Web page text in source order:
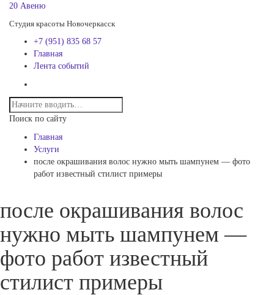
20 Авеню
Студия красоты Новочеркасск
+7 (951) 835 68 57
Главная
Лента событий
Поиск по сайту
Главная
Услуги
после окрашивания волос нужно мыть шампунем — фото
работ известный стилист примеры
после окрашивания волос
нужно мыть шампунем —
фото работ известный
стилист примеры